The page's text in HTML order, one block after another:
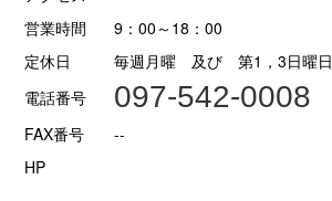
営業時間
9：00～18：00
定休日
毎週月曜 及び 第1，3日曜日
電話番号
097-542-0008
FAX番号
--
HP